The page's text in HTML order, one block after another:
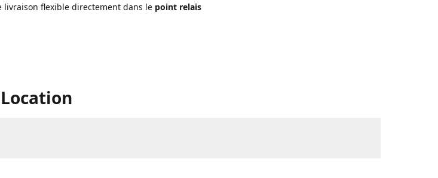
flexible directement dans le point relais
Location